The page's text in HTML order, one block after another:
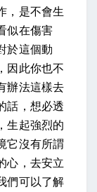
，是不會生
似在傷害
於這個動
因此你也不
辦法這樣去
話，想必透
生起強烈的
它沒有所謂
心，去安立
們可以了解